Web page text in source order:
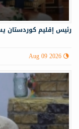
رئيس إقليم كوردستان
Aug 09 2026